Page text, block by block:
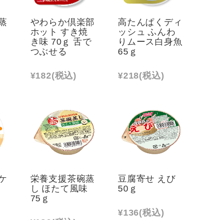
やわらか倶楽部
ホット すき焼
き味 70ｇ 舌で
つぶせる
¥182(税込)
高たんぱくディ
ッシュ ふんわ
りムース白身魚
65ｇ
¥218(税込)
栄養支援茶碗蒸
し ほたて風味
75ｇ
豆腐寄せ えび
50ｇ
¥136(税込)